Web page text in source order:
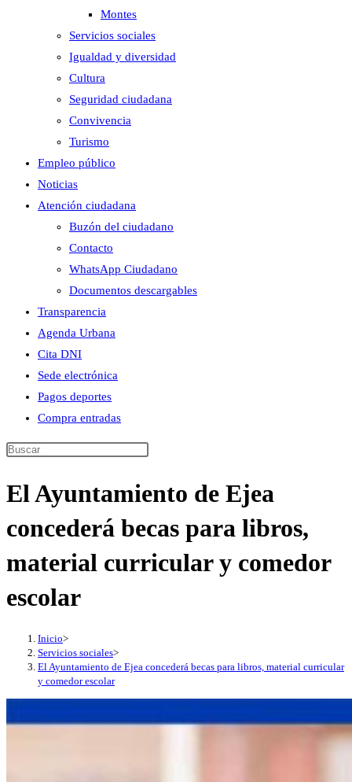
Montes
Servicios sociales
Igualdad y diversidad
Cultura
Seguridad ciudadana
Convivencia
Turismo
Empleo público
Noticias
Atención ciudadana
Buzón del ciudadano
Contacto
WhatsApp Ciudadano
Documentos descargables
Transparencia
Agenda Urbana
Cita DNI
Sede electrónica
Pagos deportes
Compra entradas
Buscar
esta
El Ayuntamiento de Ejea
concederá becas para libros,
material curricular y comedor
escolar
Inicio>
Servicios sociales>
El Ayuntamiento de Ejea concederá becas para libros, material curricular
y comedor escolar